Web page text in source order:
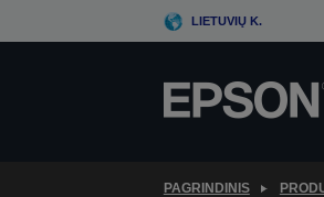
to
LIETUVIŲ K.
PAGRINDINIS